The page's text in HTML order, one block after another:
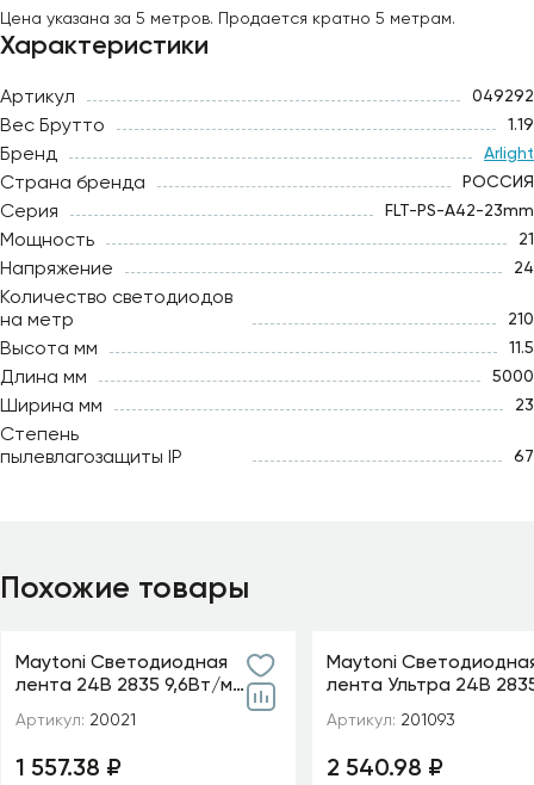
Цена указана за 5 метров. Продается кратно 5 метрам.
Характеристики
Артикул 049292
Вес Брутто 1.19
Бренд Arlight
Страна бренда РОССИЯ
Серия FLT-PS-A42-23mm
Мощность 21
Напряжение 24
Количество светодиодов
на метр
210
Высота мм 11.5
Длина мм 5000
Ширина мм 23
Степень
пылевлагозащиты IP
67
Похожие товары
Maytoni Светодиодная
лента 24В 2835 9,6Вт/м
Артикул: 20021
1 557.38 ₽
Maytoni
лента Ультра 24В
Артикул: 201093
2 540.98 ₽